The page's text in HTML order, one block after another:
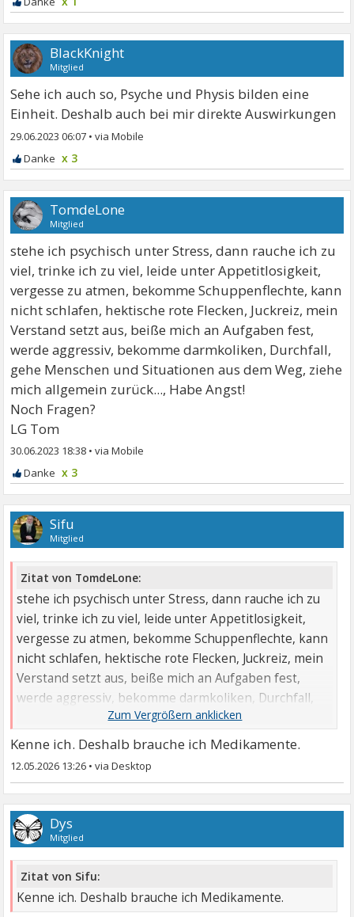
BlackKnight
Mitglied
Sehe ich auch so, Psyche und Physis bilden eine
Einheit. Deshalb auch bei mir direkte Auswirkungen
29.06.2023 06:07 •
x 3
TomdeLone
Mitglied
stehe ich psychisch unter Stress, dann rauche ich zu
viel, trinke ich zu viel, leide unter Appetitlosigkeit,
vergesse zu atmen, bekomme Schuppenflechte, kann
nicht schlafen, hektische rote Flecken, Juckreiz, mein
Verstand setzt aus, beiße mich an Aufgaben fest,
werde aggressiv, bekomme darmkoliken, Durchfall,
gehe Menschen und Situationen aus dem Weg, ziehe
mich allgemein zurück..., Habe Angst!
Noch Fragen?
LG Tom
30.06.2023 18:38 •
x 3
Sifu
Mitglied
Zitat von TomdeLone:
stehe ich psychisch unter Stress, dann rauche ich zu
viel, trinke ich zu viel, leide unter Appetitlosigkeit,
vergesse zu atmen, bekomme Schuppenflechte, kann
nicht schlafen, hektische rote Flecken, Juckreiz, mein
Verstand setzt aus, beiße mich an Aufgaben fest,
werde aggressiv, bekomme darmkoliken, Durchfall,
Kenne ich. Deshalb brauche ich Medikamente.
12.05.2026 13:26 •
Dys
Mitglied
Zitat von Sifu:
Kenne ich. Deshalb brauche ich Medikamente.